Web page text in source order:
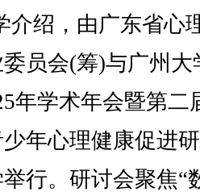
介绍，由广东省心
员会(筹)与广州大
年学术年会暨第二
年心理健康促进
行。研讨会聚焦“